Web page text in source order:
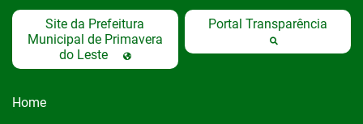
Site da Prefeitura
Municipal de Primavera
do Leste
Portal Transparência
Home